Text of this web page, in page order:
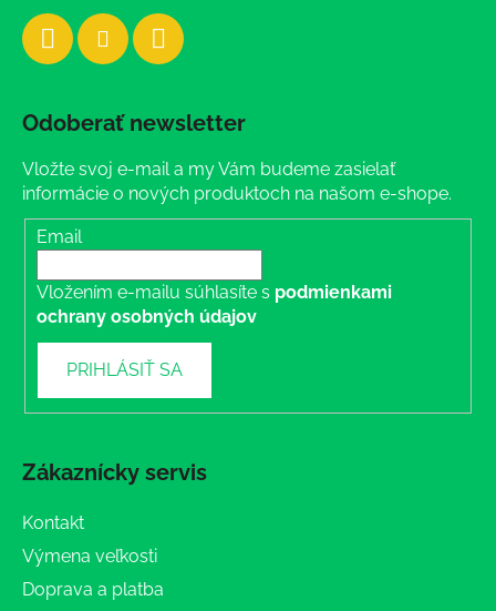
Odoberať newsletter
Vložte svoj e-mail a my Vám budeme zasielať
informácie o nových produktoch na našom e-shope.
Email
Vložením e-mailu súhlasíte s podmienkami
ochrany osobných údajov
PRIHLÁSIŤ SA
Zákaznícky servis
Kontakt
Výmena veľkosti
Doprava a platba